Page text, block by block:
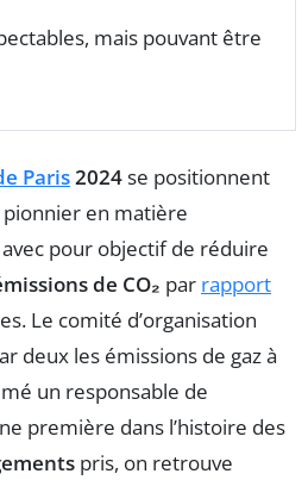
mais pouvant être
Paris2024se positionnent
en matière
avec pour objectif de réduire
de CO₂ par rapport
Le comité d’organisation
deux les émissions de gaz à
un responsable de
première dans l’histoire des
pris, on retrouve